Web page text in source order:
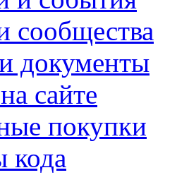
сообщества
документы
сайте
покупки
кода